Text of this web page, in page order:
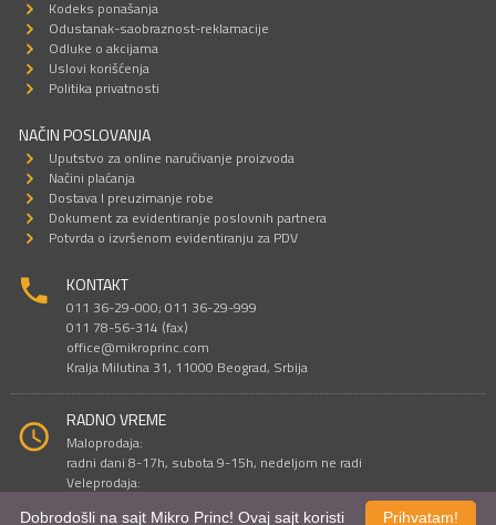
Kodeks ponašanja
Odustanak-saobraznost-reklamacije
Odluke o akcijama
Uslovi korišćenja
Politika privatnosti
NAČIN POSLOVANJA
Uputstvo za online naručivanje proizvoda
Načini plaćanja
Dostava I preuzimanje robe
Dokument za evidentiranje poslovnih partnera
Potvrda o izvršenom evidentiranju za PDV
KONTAKT
011 36-29-000; 011 36-29-999
011 78-56-314 (fax)
office@mikroprinc.com
Kralja Milutina 31, 11000 Beograd, Srbija
RADNO VREME
Maloprodaja:
radni dani 8-17h, subota 9-15h, nedeljom ne radi
Veleprodaja:
Prihvatam!
Dobrodošli na sajt Mikro Princ! Ovaj sajt koristi